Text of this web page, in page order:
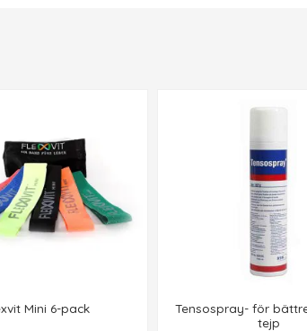
Mini 6-pack
Tensospray- för
tejp